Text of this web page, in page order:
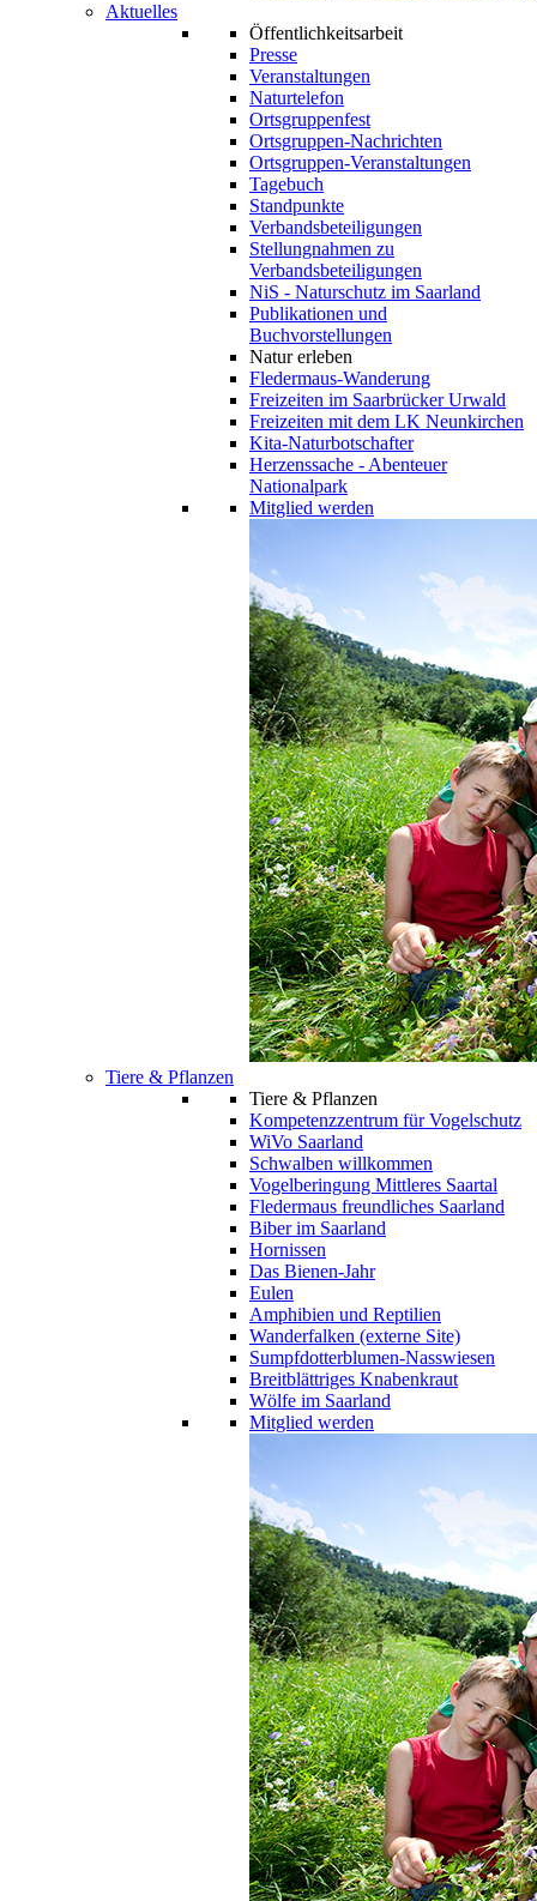
Aktuelles
Öffentlichkeitsarbeit
Presse
Veranstaltungen
Naturtelefon
Ortsgruppenfest
Ortsgruppen-Nachrichten
Ortsgruppen-Veranstaltungen
Tagebuch
Standpunkte
Verbandsbeteiligungen
Stellungnahmen zu
Verbandsbeteiligungen
NiS - Naturschutz im Saarland
Publikationen und
Buchvorstellungen
Natur erleben
Fledermaus-Wanderung
Freizeiten im Saarbrücker Urwald
Freizeiten mit dem LK Neunkirchen
Kita-Naturbotschafter
Herzenssache - Abenteuer
Nationalpark
Mitglied werden
Tiere & Pflanzen
Tiere & Pflanzen
Kompetenzzentrum für Vogelschutz
WiVo Saarland
Schwalben willkommen
Vogelberingung Mittleres Saartal
Fledermaus freundliches Saarland
Biber im Saarland
Hornissen
Das Bienen-Jahr
Eulen
Amphibien und Reptilien
Wanderfalken (externe Site)
Sumpfdotterblumen-Nasswiesen
Breitblättriges Knabenkraut
Wölfe im Saarland
Mitglied werden